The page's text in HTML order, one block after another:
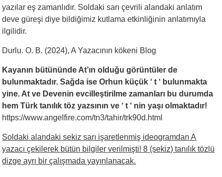
yazılar eş zamanlıdır. Soldaki sarı çevrili alandaki anlatım
deve güreşi diye bildiğimiz kutlama etkinliğinin anlatımıyla
ilgilidir.
Durlu. O. B. (2024), A Yazacının kökeni Blog
Kayanın bütününde At’ın olduğu görüntüler de
bulunmaktadır. Sağda ise Orhun küçük ‘ t ‘ bulunmakta
yine. At ve Devenin evcilleştirilme zamanları bu durumda
hem Türk tanılık töz yazsının ve ‘ t ‘ nin yaşı olmaktadır!
https://www.angelfire.com/tn3/tahir/trk90d.html
Soldaki alandaki sekiz sarı işaretlenmiş ideogramdan A
yazacı çekilerek bütün bilgiler verilmişti! 8 (sekiz) tanılık tözlü
dizge ayrı bir çalışmada yayınlanacak.